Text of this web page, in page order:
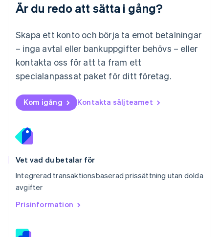
Är du redo att sätta i gång?
Skapa ett konto och börja ta emot betalningar
– inga avtal eller bankuppgifter behövs – eller
kontakta oss för att ta fram ett
specialanpassat paket för ditt företag.
Kom igång Kontakta säljteamet
Vet vad du betalar för
Integrerad transaktionsbaserad prissättning utan dolda
avgifter
Prisinformation
Nederländerna
Norge
English
Nya Zeeland
English
English
Português English
Rumänien
Schweiz
Deutsch
English简体中文
English
Slovenien
English Italiano
Storbritannien